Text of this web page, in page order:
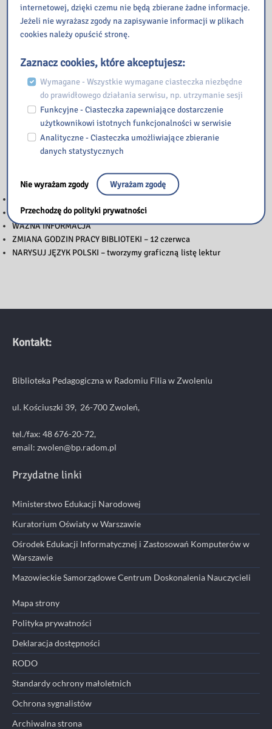
GODZINY PRACY BIBLIOTEKI W CZASIE WAKACJI SZKOLNYCH
WAŻNA INFORMACJA
ZMIANA GODZIN PRACY BIBLIOTEKI – 12 czerwca
NARYSUJ JĘZYK POLSKI – tworzymy graficzną listę lektur
Kontakt:
Biblioteka Pedagogiczna w Radomiu Filia w Zwoleniu
ul. Kościuszki 39, 26-700 Zwoleń,
tel./fax: 48 676-20-72,
email: zwolen@bp.radom.pl
Przydatne linki
Ministerstwo Edukacji Narodowej
Kuratorium Oświaty w Warszawie
Ośrodek Edukacji Informatycznej i Zastosowań Komputerów w
Warszawie
Mazowieckie Samorządowe Centrum Doskonalenia Nauczycieli
Mapa strony
Polityka prywatności
Deklaracja dostępności
RODO
Standardy ochrony małoletnich
Ochrona sygnalistów
Archiwalna strona
internetowej, dzięki czemu nie będą zbierane żadne informacje.
Jeżeli nie wyrażasz zgody na zapisywanie informacji w plikach
cookies należy opuścić stronę.
Zaznacz cookies, które akceptujesz:
Wymagane - Wszystkie wymagane ciasteczka niezbędne
do prawidłowego działania serwisu, np. utrzymanie sesji
Funkcyjne - Ciasteczka zapewniające dostarczenie
użytkownikowi istotnych funkcjonalności w serwisie
Analityczne - Ciasteczka umożliwiające zbieranie
danych statystycznych
Nie wyrażam zgody Wyrażam zgodę
Przechodzę do polityki prywatności